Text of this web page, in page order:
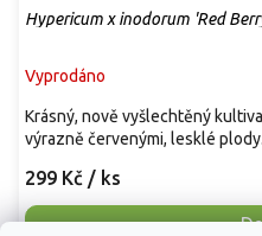
Hypericum x inodorum 'Red
Vyprodáno
299 Kč / ks
Krásný, nově vyšlechtěný
výrazně červenými, lesklé